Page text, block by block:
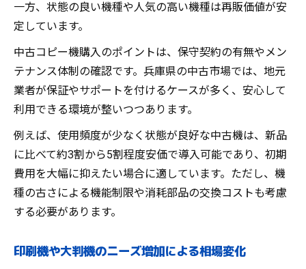
一方、状態の良い機種や人気の高い機種は再販価値が安
定しています。
中古コピー機購入のポイントは、保守契約の有無やメン
テナンス体制の確認です。兵庫県の中古市場では、地元
業者が保証やサポートを付けるケースが多く、安心して
利用できる環境が整いつつあります。
例えば、使用頻度が少なく状態が良好な中古機は、新品
に比べて約3割から5割程度安価で導入可能であり、初期
費用を大幅に抑えたい場合に適しています。ただし、機
種の古さによる機能制限や消耗部品の交換コストも考慮
する必要があります。
印刷機や大判機のニーズ増加による相場変化